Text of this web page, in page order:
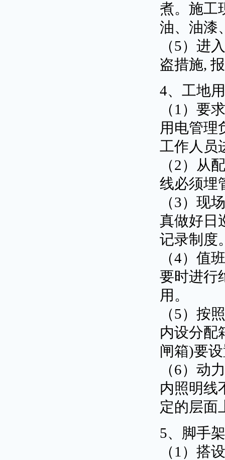
煮。施工
油、油漆
（5）进
盗措施,
4、工地
（1）要
用电管理
工作人员
（2）从
线必须埋
（3）现
真做好日
记录制度
（4）值
要时进行
用。
（5）按
内设分配
闸箱)要
（6）动
内照明线
定的层面
5、脚手
（1）搭